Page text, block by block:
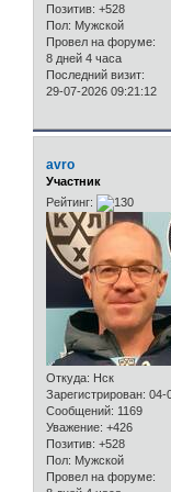
Позитив: +528
Пол: Мужской
Провел на форуме:
8 дней 4 часа
Последний визит:
29-07-2026 09:21:12
avro
Участник
Рейтинг:
Откуда: Нск
Зарегистрирован: 04-
Сообщений: 1169
Уважение: +426
Позитив: +528
Пол: Мужской
Провел на форуме: